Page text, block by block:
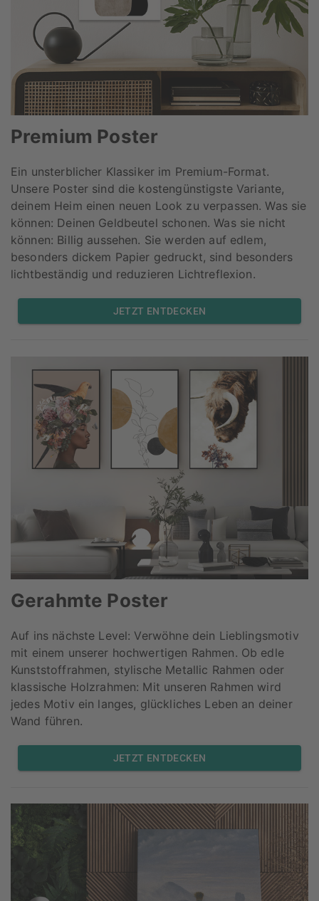
Premium Poster
Ein unsterblicher Klassiker im Premium-Format.
Unsere Poster sind die kostengünstigste Variante,
deinem Heim einen neuen Look zu verpassen. Was sie
können: Deinen Geldbeutel schonen. Was sie nicht
können: Billig aussehen. Sie werden auf edlem,
besonders dickem Papier gedruckt, sind besonders
lichtbeständig und reduzieren Lichtreflexion.
JETZT ENTDECKEN
Gerahmte Poster
Auf ins nächste Level: Verwöhne dein Lieblingsmotiv
mit einem unserer hochwertigen Rahmen. Ob edle
Kunststoffrahmen, stylische Metallic Rahmen oder
klassische Holzrahmen: Mit unseren Rahmen wird
jedes Motiv ein langes, glückliches Leben an deiner
Wand führen.
JETZT ENTDECKEN